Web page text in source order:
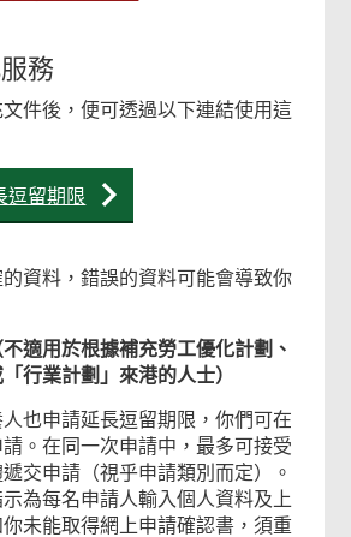
務
件後，便可透過以下連結使用這
逗留期限
資料，錯誤的資料可能會導致你
適用於根據補充勞工優化計劃、
「行業計劃」來港的人士）
也申請延長逗留期限，你們可在
。在同一次申請中，最多可接受
交申請（視乎申請類別而定）。
為每名申請人輸入個人資料及上
未能取得網上申請確認書，須重